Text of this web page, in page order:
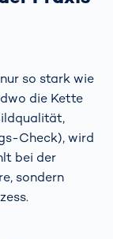
so stark wie
die Kette
Check), wird
bei der
sondern